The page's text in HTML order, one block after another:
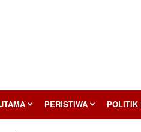
PERISTIWA POLITIK